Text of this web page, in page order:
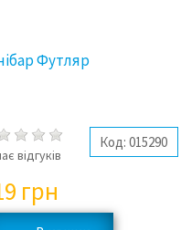
Футляр
відгуків
Код: 015290
грн